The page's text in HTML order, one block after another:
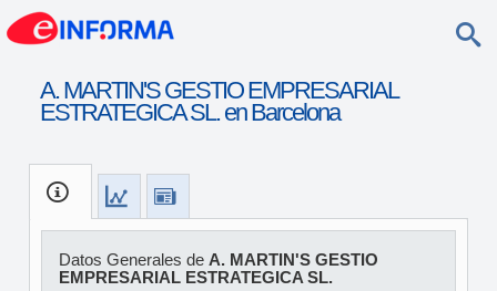
A. MARTIN'S GESTIO EMPRESARIAL
ESTRATEGICA SL. en Barcelona
Datos Generales de A. MARTIN'S GESTIO
EMPRESARIAL ESTRATEGICA SL.